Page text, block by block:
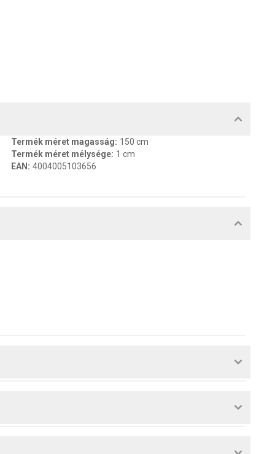
Termék méret magasság: 150 cm
Termék méret mélysége: 1 cm
EAN : 4004005103656